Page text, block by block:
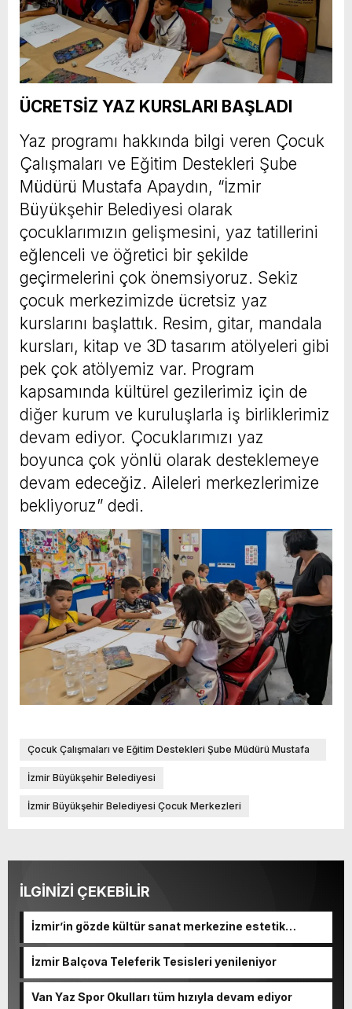
ÜCRETSİZ YAZ KURSLARI BAŞLADI
Yaz programı hakkında bilgi veren Çocuk
Çalışmaları ve Eğitim Destekleri Şube
Müdürü Mustafa Apaydın, “İzmir
Büyükşehir Belediyesi olarak
çocuklarımızın gelişmesini, yaz tatillerini
eğlenceli ve öğretici bir şekilde
geçirmelerini çok önemsiyoruz. Sekiz
çocuk merkezimizde ücretsiz yaz
kurslarını başlattık. Resim, gitar, mandala
kursları, kitap ve 3D tasarım atölyeleri gibi
pek çok atölyemiz var. Program
kapsamında kültürel gezilerimiz için de
diğer kurum ve kuruluşlarla iş birliklerimiz
devam ediyor. Çocuklarımızı yaz
boyunca çok yönlü olarak desteklemeye
devam edeceğiz. Aileleri merkezlerimize
bekliyoruz” dedi.
Çocuk Çalışmaları ve Eğitim Destekleri Şube Müdürü Mustafa
Apaydın
İzmir Büyükşehir Belediyesi
İzmir Büyükşehir Belediyesi Çocuk Merkezleri
İLGİNİZİ ÇEKEBİLİR
İzmir’in gözde kültür sanat merkezine estetik
İzmir Balçova Teleferik Tesisleri yenileniyor
Van Yaz Spor Okulları tüm hızıyla devam ediyor